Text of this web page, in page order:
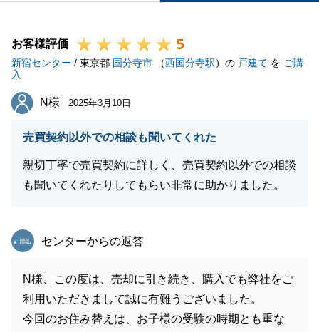
お客様評価 5
新宿センター / 東京都 国分寺市 （西国分寺駅）の 戸建て を ご購
入
N様
N様 2025年3月10日
売買契約以外での相談も聞いてくれた
親切丁寧で売買契約に詳しく、売買契約以外での相談
も聞いてくれたりしてもらい非常に助かりました。
東急リバブル
センターからの返答
N様、この度は、売却に引き続き、購入でも弊社をご
利用いただきまして誠に有難うございました。
今回のお住み替えは、お子様の受験の時期とも重な